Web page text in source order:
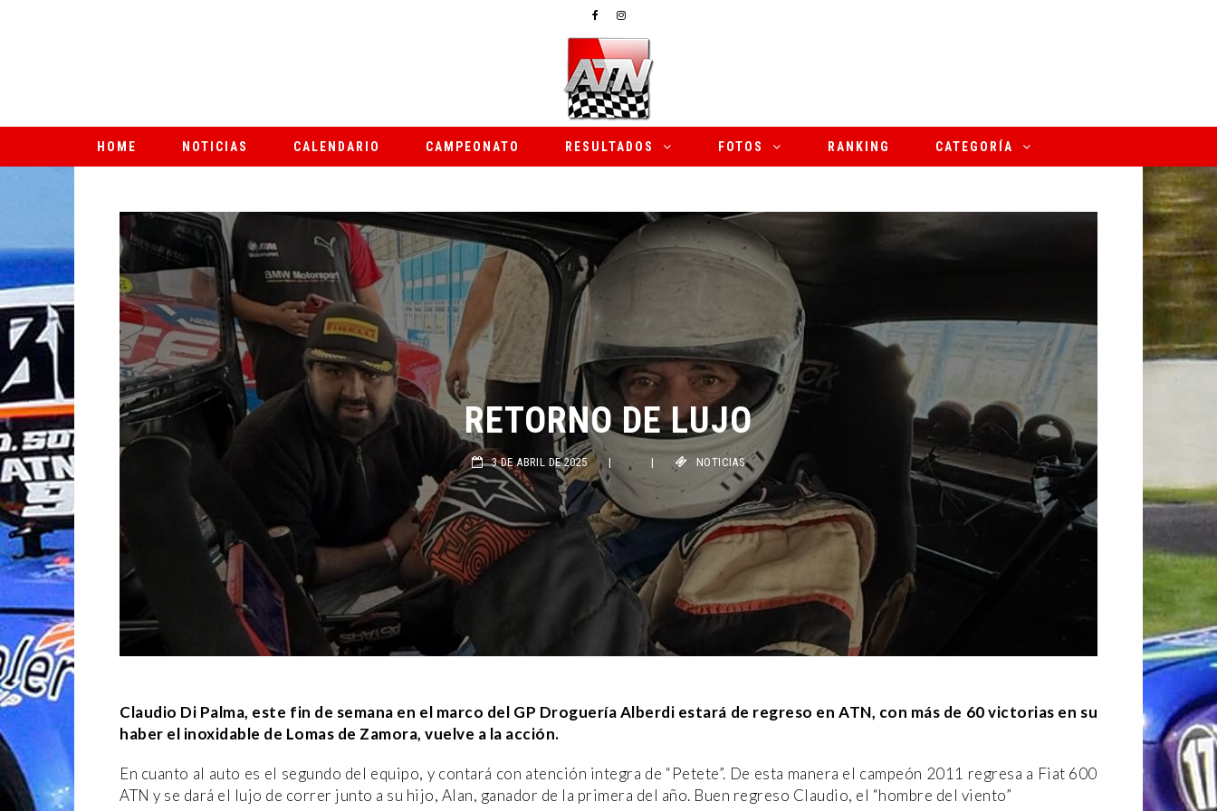
HOME NOTICIAS CALENDARIO CAMPEONATO RESULTADOS FOTOS RANKING CATEGORÍA
RETORNO DE LUJO
3 DE ABRIL DE 2025 | | NOTICIAS
Claudio Di Palma, este fin de semana en el marco del GP Droguería Alberdi estará de regreso en ATN, con más de 60 victorias en su
haber el inoxidable de Lomas de Zamora, vuelve a la acción.
En cuanto al auto es el segundo del equipo, y contará con atención integra de “Petete”. De esta manera el campeón 2011 regresa a Fiat 600
ATN y se dará el lujo de correr junto a su hijo, Alan, ganador de la primera del año. Buen regreso Claudio, el “hombre del viento”